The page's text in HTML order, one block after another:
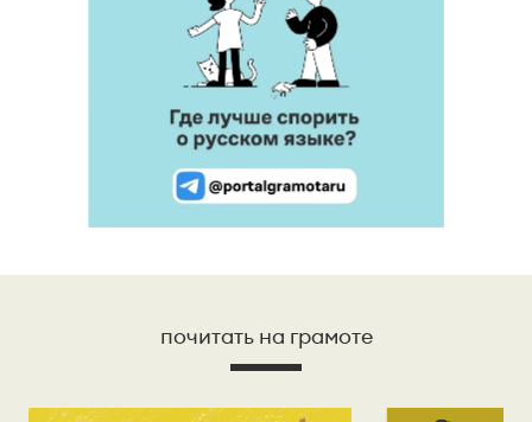
почитать на грамоте